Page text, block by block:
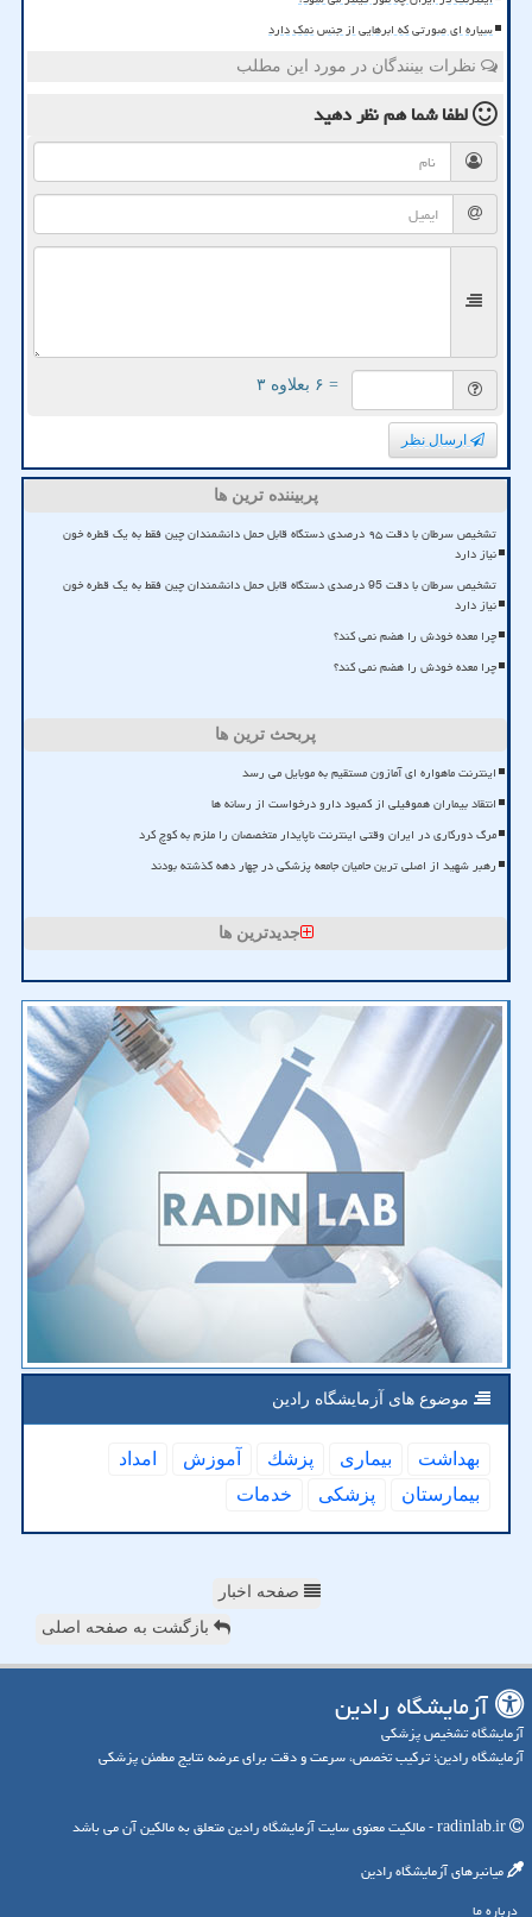
سیاره ای صورتی که ابرهایی از جنس نمک دارد
نظرات بینندگان در مورد این مطلب
لطفا شما همنظر دهید
= ۶ بعلاوه ۳
ارسال نظر
پربیننده ترین ها
تشخیص سرطان با دقت ۹۵ درصدی دستگاه قابل حمل دانشمندان چین فقط به یک قطره خون
نیاز دارد
تشخیص سرطان با دقت 95 درصدی دستگاه قابل حمل دانشمندان چین فقط به یک قطره خون
نیاز دارد
چرا معده خودش را هضم نمی کند؟
چرا معده خودش را هضم نمی کند؟
پربحث ترین ها
اینترنت ماهواره ای آمازون مستقیم به موبایل می رسد
انتقاد بیماران هموفیلی از کمبود دارو درخواست از رسانه ها
مرگ دورکاری در ایران وقتی اینترنت ناپایدار متخصصان را ملزم به کوچ کرد
رهبر شهید از اصلی ترین حامیان جامعه پزشکی در چهار دهه گذشته بودند
جدیدترین ها
موضوع های آزمایشگاه رادین
بهداشت بیماری پزشك آموزش
امداد
بیمارستان
پزشكی خدمات
صفحه اخبار
بازگشت به صفحه اصلی
آزمایشگاه رادین
آزمایشگاه تشخیص پزشکی
آزمایشگاه رادین؛ ترکیب تخصص، سرعت و دقت برای عرضه نتایج مطمئن پزشکی
میانبرهای آزمایشگاه رادین
درباره ما